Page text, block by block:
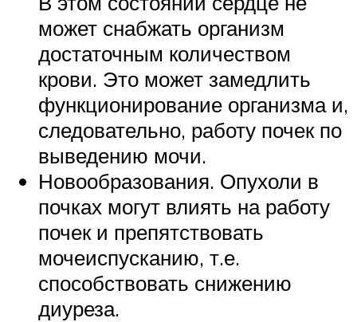
может снабжать организм
достаточным количеством
крови. Это может замедлить
функционирование организма и,
следовательно, работу почек по
выведению мочи.
Новообразования. Опухоли в
почках могут влиять на работу
почек и препятствовать
мочеиспусканию, т.е.
способствовать снижению
диуреза.